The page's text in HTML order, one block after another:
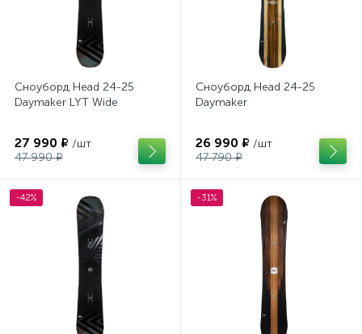
Сноуборд Head 24-25
Daymaker LYT Wide
27 990 ₽ /шт
47 990 ₽
Сноуборд Head 24-25
Daymaker
26 990 ₽ /шт
47 790 ₽
-42% -31%